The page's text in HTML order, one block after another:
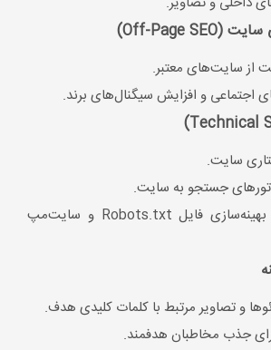
و تصاویر مرتبط با کلمات کلیدی هدف.
جذب مخاطبان هدفمند.
سایت در کلمات کلیدی هدف.
و رفتار کاربران.
برای شفافیت عملکرد.
این خدمات را به خوبی ارائه دهد؟
متخصص در زمینه‌های مختلف سئو، محتوا